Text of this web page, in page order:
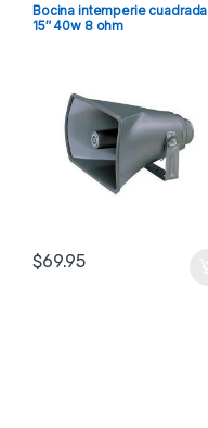
Bocina intemperie cuadrada
15″ 40w 8 ohm
$69.95